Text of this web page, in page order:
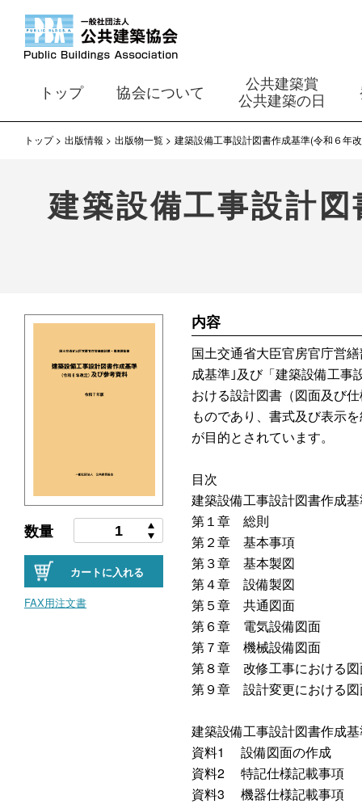
トップ 協会について
公共建築賞
公共建築の日
トップ 出版情報 出版物一覧 建築設備工事設計図書作成基準(令和６年
建築設備工事設計
数量
カートに入れる
FAX用注文書
内容
国土交通省大臣官房官庁営
成基準｣及び「建築設備工事
おける設計図書（図面及び
ものであり、書式及び表示
が目的とされています。
目次
建築設備工事設計図書作成
第１章 総則
第２章 基本事項
第３章 基本製図
第４章 設備製図
第５章 共通図面
第６章 電気設備図面
第７章 機械設備図面
第８章 改修工事における図
第９章 設計変更における図
建築設備工事設計図書作成
資料1 設備図面の作成
資料2 特記仕様記載事項
資料3 機器仕様記載事項